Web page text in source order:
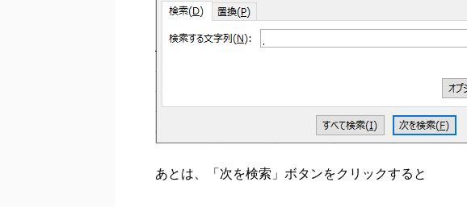
あとは、「次を検索」ボタンをクリックすると